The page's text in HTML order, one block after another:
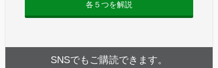
各５つを解説
SNSでもご購読できます。